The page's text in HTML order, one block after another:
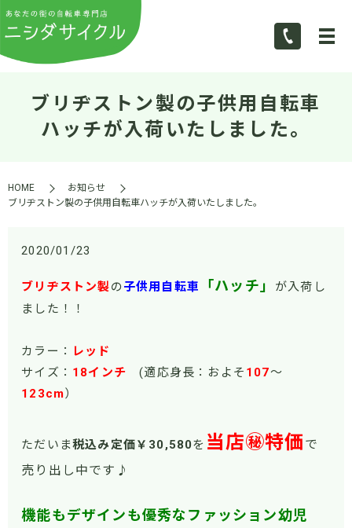
ブリヂストン製の子供用自転車
ハッチが入荷いたしました。
HOME
お知らせ
ブリヂストン製の子供用自転車ハッチが入荷いたしました。
2020/01/23
ブリヂストン製の 子供用自転車 「ハッチ」
が入荷し
ました！！
カラー：
レッド
サイズ： 18インチ (適応身長：およそ 107～
123cm）
ただいま税込み定価￥30,580を 当店㊙特価 で
売り出し中です ♪
機能もデザインも優秀なファッション幼児